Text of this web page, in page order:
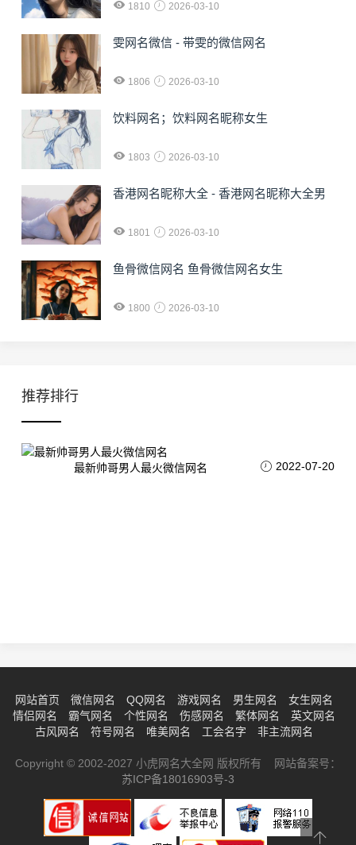
1810 2026-03-10
雯网名微信 - 带雯的微信网名
1806 2026-03-10
饮料网名；饮料网名昵称女生
1803 2026-03-10
香港网名昵称大全 - 香港网名昵称大全男
1801 2026-03-10
鱼骨微信网名 鱼骨微信网名女生
1800 2026-03-10
推荐排行
最新帅哥男人最火微信网名 2022-07-20
网站首页 微信网名 QQ网名 游戏网名 男生网名
女生网名
情侣网名
霸气网名 个性网名 伤感网名 繁体网名
英文网名
古风网名
符号网名 唯美网名 工会名字 非主流网名
Copyright © 2002-2027 小虎网名大全网 版权所有 网站备案号：
苏ICP备18016903号-3